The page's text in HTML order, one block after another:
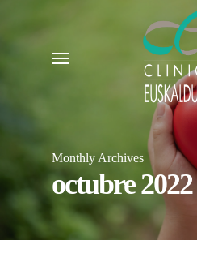
Menu
Monthly Archives
octubre 2022